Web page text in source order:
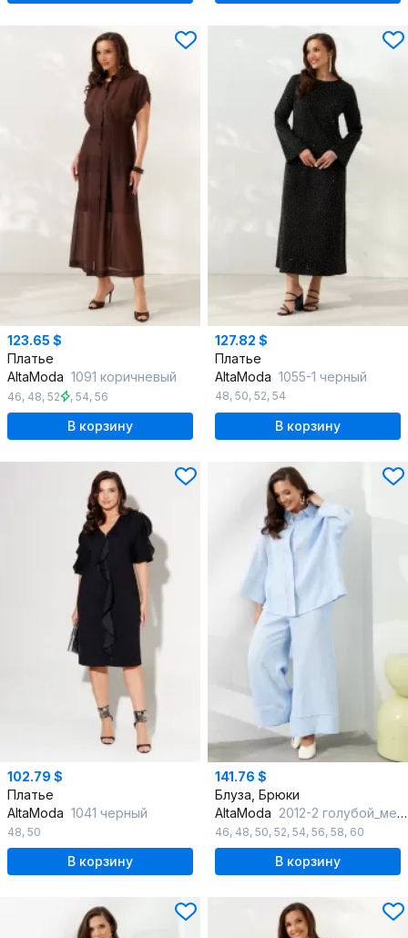
123.65 $
Платье
AltaModa 1091 коричневый
46, 48, 52 , 54, 56
В корзину
127.82 $
Платье
AltaModa 1055-1 черный
48, 50, 52, 54
В корзину
102.79 $
Платье
AltaModa 1041 черный
48, 50
В корзину
141.76 $
Блуза, Брюки
AltaModa 2012-2 голубой_меланж
46, 48, 50, 52, 54, 56, 58, 60
В корзину